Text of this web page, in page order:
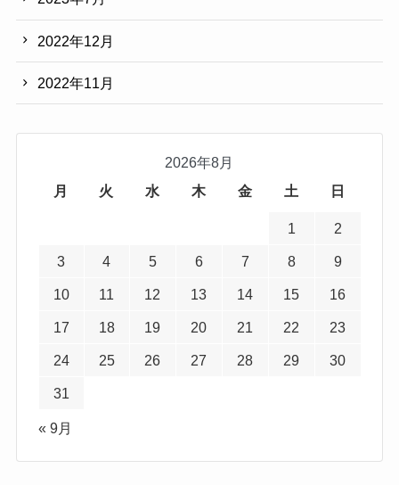
2022年12月
2022年11月
2026年8月
月
火 水 木 金 土 日
1 2
3 4 5 6 7 8 9
10 11 12 13 14 15 16
17 18 19 20 21 22 23
24 25 26 27 28 29 30
31
« 9月